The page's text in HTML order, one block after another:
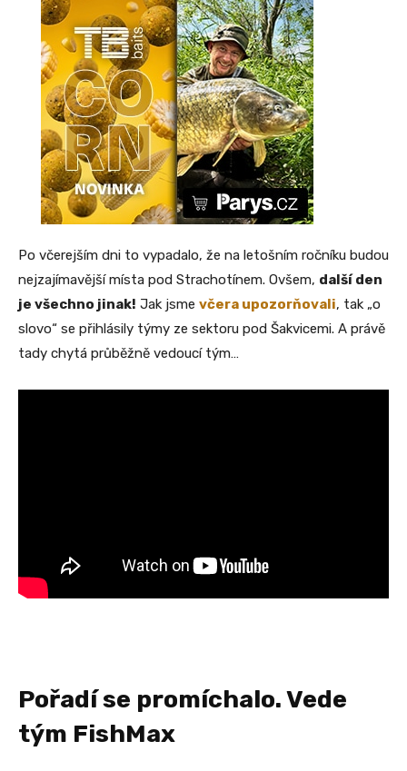
Po včerejším dni to vypadalo, že na letošním ročníku budou
nejzajímavější místa pod Strachotínem. Ovšem, další den
je všechno jinak! Jak jsme včera upozorňovali, tak „o
slovo“ se přihlásily týmy ze sektoru pod Šakvicemi. A právě
tady chytá průběžně vedoucí tým…
Pořadí se promíchalo. Vede
tým FishMax